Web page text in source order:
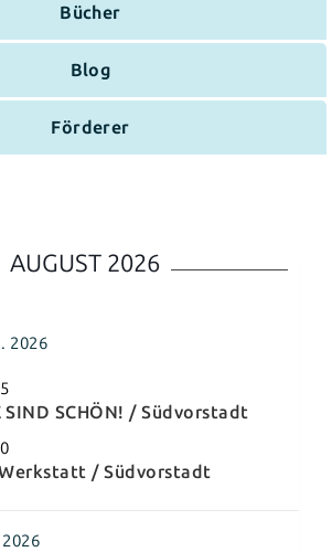
Bücher
Blog
Förderer
AUGUST 2026
2026
SIND SCHÖN! / Südvorstadt
/ Südvorstadt